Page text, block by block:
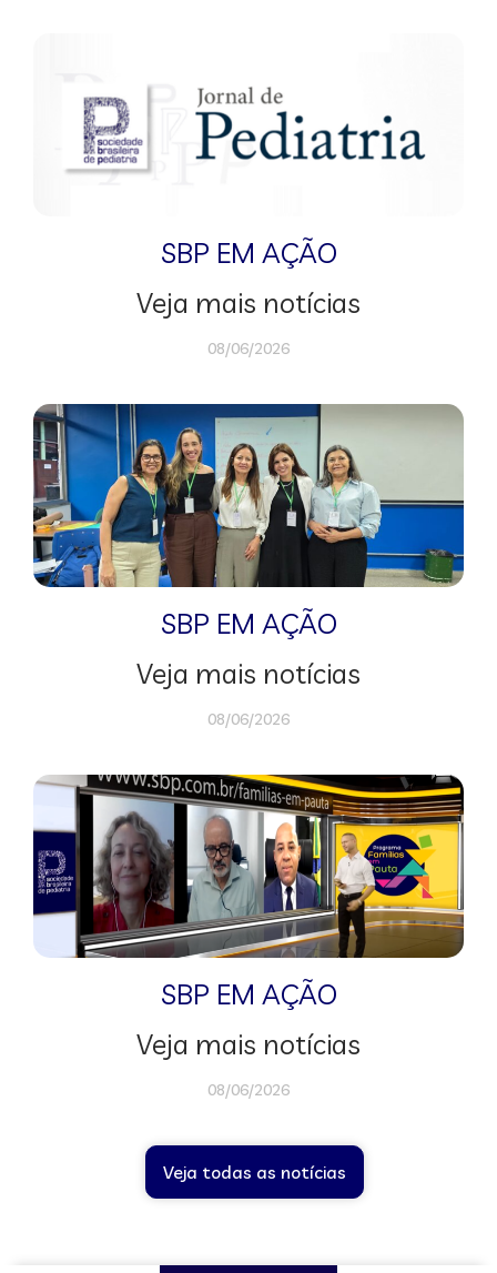
SBP EM AÇÃO
Veja mais notícias
08/06/2026
SBP EM AÇÃO
Veja mais notícias
08/06/2026
SBP EM AÇÃO
Veja mais notícias
08/06/2026
Veja todas as notícias